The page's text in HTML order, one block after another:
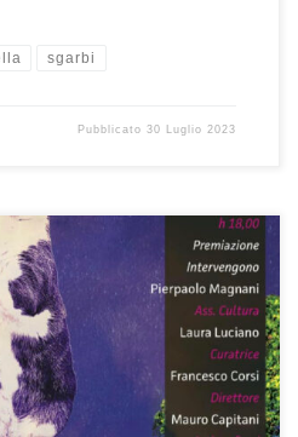
sgarbi
Pubblicato30 Luglio 2023
Genio di Pisa aprile 2023